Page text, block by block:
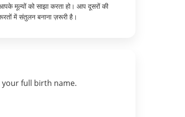
मूल्यों को साझा करता हो। आप दूसरों की
में संतुलन बनाना ज़रूरी है।
full birth name.